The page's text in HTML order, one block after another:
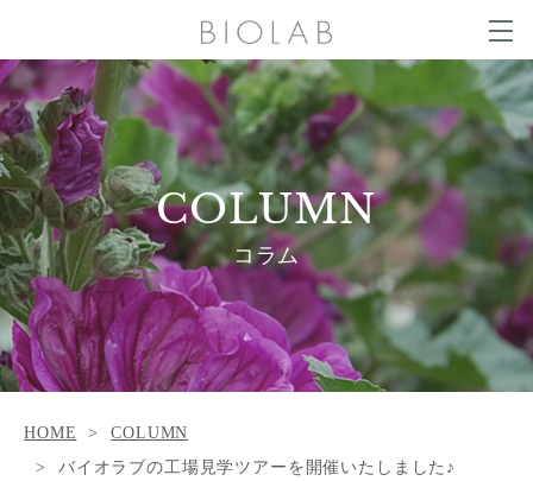
t
o
g
g
l
e
n
v
o
COLUMN
コラム
HOME
COLUMN
バイオラブの工場見学ツアーを開催いたしました♪
g
l
e
n
a
v
i
g
a
i
COLUMN
SALON LIST
NEWS CONTACT
ONLINE SHOP